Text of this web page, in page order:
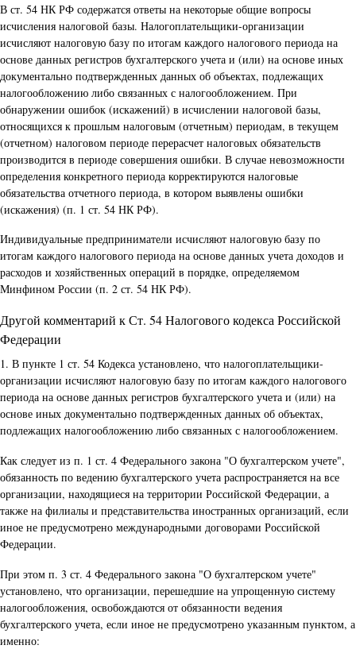
В ст. 54 НК РФ содержатся ответы на некоторые общие вопросы
исчисления налоговой базы. Налогоплательщики-организации
исчисляют налоговую базу по итогам каждого налогового периода на
основе данных регистров бухгалтерского учета и (или) на основе иных
документально подтвержденных данных об объектах, подлежащих
налогообложению либо связанных с налогообложением. При
обнаружении ошибок (искажений) в исчислении налоговой базы,
относящихся к прошлым налоговым (отчетным) периодам, в текущем
(отчетном) налоговом периоде перерасчет налоговых обязательств
производится в периоде совершения ошибки. В случае невозможности
определения конкретного периода корректируются налоговые
обязательства отчетного периода, в котором выявлены ошибки
(искажения) (п. 1 ст. 54 НК РФ).
Индивидуальные предприниматели исчисляют налоговую базу по
итогам каждого налогового периода на основе данных учета доходов и
расходов и хозяйственных операций в порядке, определяемом
Минфином России (п. 2 ст. 54 НК РФ).
Другой комментарий к Ст. 54 Налогового кодекса Российской
Федерации
1. В пункте 1 ст. 54 Кодекса установлено, что налогоплательщики-
организации исчисляют налоговую базу по итогам каждого налогового
периода на основе данных регистров бухгалтерского учета и (или) на
основе иных документально подтвержденных данных об объектах,
подлежащих налогообложению либо связанных с налогообложением.
Как следует из п. 1 ст. 4 Федерального закона "О бухгалтерском учете",
обязанность по ведению бухгалтерского учета распространяется на все
организации, находящиеся на территории Российской Федерации, а
также на филиалы и представительства иностранных организаций, если
иное не предусмотрено международными договорами Российской
Федерации.
При этом п. 3 ст. 4 Федерального закона "О бухгалтерском учете"
установлено, что организации, перешедшие на упрощенную систему
налогообложения, освобождаются от обязанности ведения
бухгалтерского учета, если иное не предусмотрено указанным пунктом, а
именно: